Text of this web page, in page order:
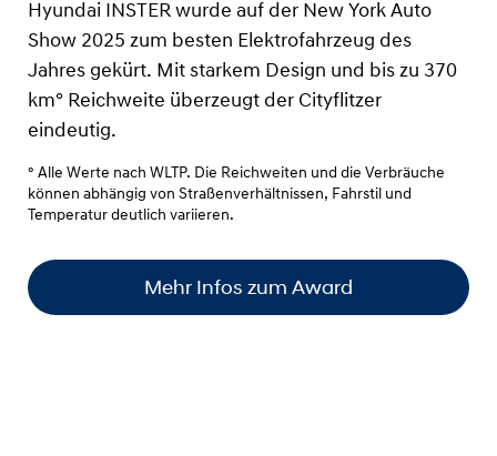
Hyundai INSTER wurde auf der New York Auto
Show 2025 zum besten Elektrofahrzeug des
Jahres gekürt. Mit starkem Design und bis zu 370
km° Reichweite überzeugt der Cityflitzer
eindeutig.
° Alle Werte nach WLTP. Die Reichweiten und die Verbräuche
können abhängig von Straßenverhältnissen, Fahrstil und
Temperatur deutlich variieren.
Mehr Infos zum Award